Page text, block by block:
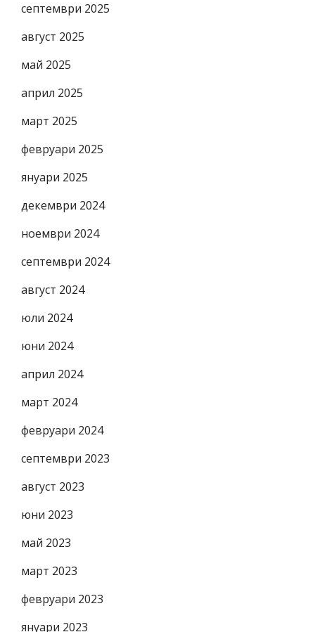
септември 2025
август 2025
май 2025
април 2025
март 2025
февруари 2025
януари 2025
декември 2024
ноември 2024
септември 2024
август 2024
юли 2024
юни 2024
април 2024
март 2024
февруари 2024
септември 2023
август 2023
юни 2023
май 2023
март 2023
февруари 2023
януари 2023